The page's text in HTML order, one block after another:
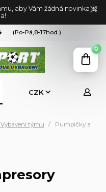
aby Vám žádná novinka již
CZK
(Po-Pá,8-17hod.)
0
Vybavení týmu
Pumpičky a